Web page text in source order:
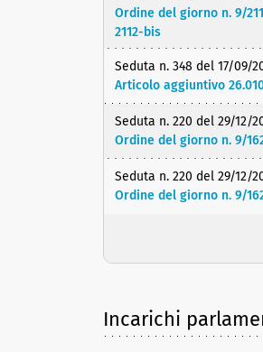
Ordine del giorno n. 9/
2112-bis
Seduta n. 348 del 17/09/
Articolo aggiuntivo
Seduta n. 220 del 29/12/
Ordine del giorno n. 9/
Seduta n. 220 del 29/12/
Ordine del giorno n. 9/
Incarichi